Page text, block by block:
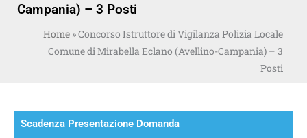
Campania) – 3 Posti
Home »Concorso Istruttore di Vigilanza Polizia Locale
Comune di Mirabella Eclano (Avellino-Campania) – 3
Posti
Scadenza Presentazione Domanda